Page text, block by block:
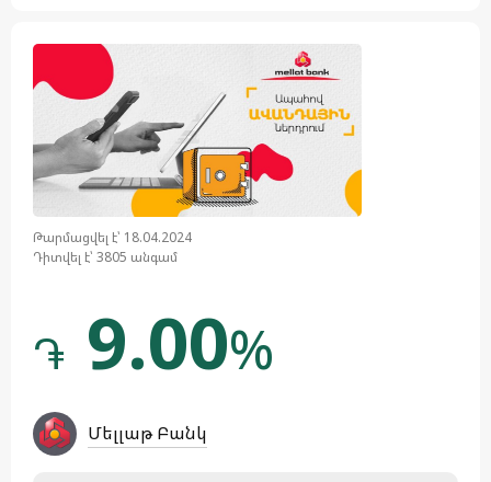
Թարմացվել է՝ 18.04.2024
Դիտվել է՝ 3805 անգամ
֏ 9.00%
Մելլաթ Բանկ